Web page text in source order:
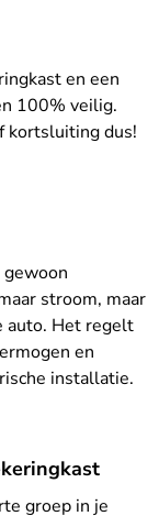
en een
100% veilig.
kortsluiting dus!
gewoon
stroom, maar
auto. Het regelt
en
installatie.
groep in je